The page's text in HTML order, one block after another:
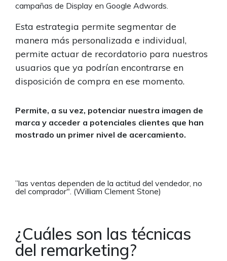
campañas de Display en Google Adwords.
Esta estrategia permite segmentar de
manera más personalizada e individual,
permite actuar de recordatorio para nuestros
usuarios que ya podrían encontrarse en
disposición de compra en ese momento.
Permite, a su vez, potenciar nuestra imagen de
marca y acceder a potenciales clientes que han
mostrado un primer nivel de acercamiento.
”las ventas dependen de la actitud del vendedor, no
del comprador". (William Clement Stone)
¿Cuáles son las técnicas
del remarketing?